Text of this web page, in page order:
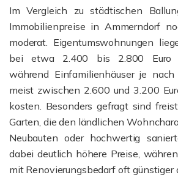
Im Vergleich zu städtischen
Immobilienpreise in Ammerndorf
moderat. Eigentumswohnungen
bei etwa 2.400 bis 2.800 Euro
während Einfamilienhäuser je
meist zwischen 2.600 und 3.200
kosten. Besonders gefragt sind
Garten, die den ländlichen
Neubauten oder hochwertig
dabei deutlich höhere Preise,
mit Renovierungsbedarf oft günstiger